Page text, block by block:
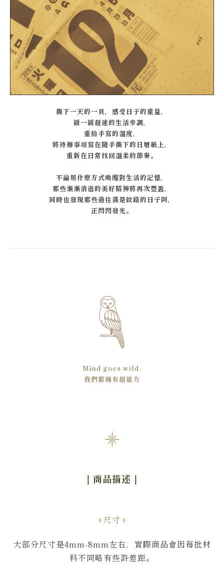
撕下一天的一頁，感受日子的重量，
緩一緩超速的生活步調，
重拾手寫的溫度，
將待辦事項寫在隨手撕下的日曆紙上，
重新在日常找回溫柔的節奏。
不論用什麼方式喚醒對生活的記憶，
那些漸漸消逝的美好精神將再次豐盈，
同時也發現那些過往滿是紋路的日子阿，
正閃閃發光。
Mind goes wild.
我們都擁有超能力
｜商品描述 ｜
尺寸
大部分尺寸是4mm-8mm左右， 實際商品會因每批材
料不同略有些許差距。